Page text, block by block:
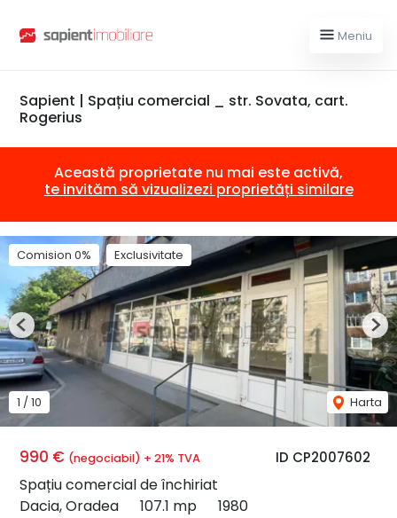
Meniu
Sapient | Spațiu comercial _ str. Sovata, cart.
Rogerius
Această proprietate nu mai este activă,
te invităm să vizualizezi proprietăți similare
ID CP2007602
990 € (negociabil) + 21% TVA
Spațiu comercial de închiriat
Dacia, Oradea
107.1 mp 1980
Comision 0% Exclusivitate
1 / 10 Harta
Previous